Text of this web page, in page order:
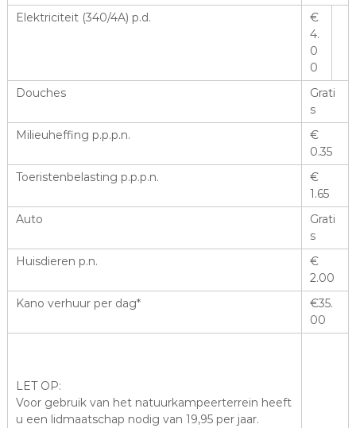
Elektriciteit (340/4A) p.d.
€
4.
0
0
Douches
Grati
s
Milieuheffing p.p.p.n.
€
0.35
Toeristenbelasting p.p.p.n.
€
1.65
Auto
Grati
s
Huisdieren p.n.
€
2.00
Kano verhuur per dag*
€35.
00
LET OP:
Voor gebruik van het natuurkampeerterrein heeft
u een lidmaatschap nodig van 19,95 per jaar.